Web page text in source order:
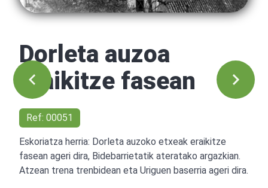
Dorleta auzoa
eraikitze fasean
Ref: 00051
Eskoriatza herria: Dorleta auzoko etxeak eraikitze
fasean ageri dira, Bidebarrietatik ateratako argazkian.
Atzean trena trenbidean eta Uriguen baserria ageri dira.